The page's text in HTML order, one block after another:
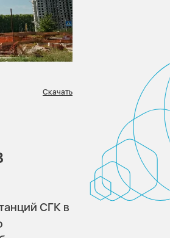
Скачать
СГК в